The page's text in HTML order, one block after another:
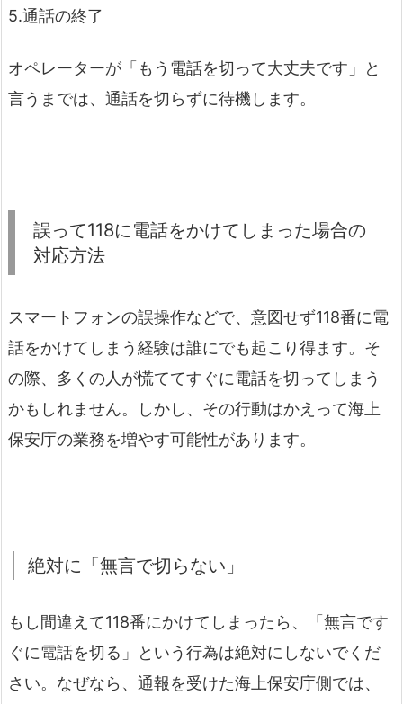
5.通話の終了
オペレーターが「もう電話を切って大丈夫です」と
言うまでは、通話を切らずに待機します。
誤って118に電話をかけてしまった場合の
対応方法
スマートフォンの誤操作などで、意図せず118番に電
話をかけてしまう経験は誰にでも起こり得ます。そ
の際、多くの人が慌ててすぐに電話を切ってしまう
かもしれません。しかし、その行動はかえって海上
保安庁の業務を増やす可能性があります。
絶対に「無言で切らない」
もし間違えて118番にかけてしまったら、「無言です
ぐに電話を切る」という行為は絶対にしないでくだ
さい。なぜなら、通報を受けた海上保安庁側では、